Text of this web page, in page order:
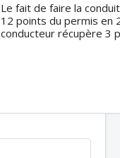
Le fait de faire la
12 points du permis en
conducteur récupère 3